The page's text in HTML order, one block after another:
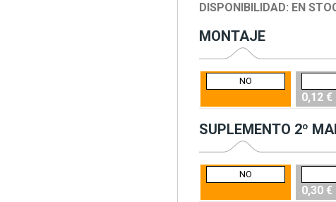
DISPONIBILIDAD: EN
MONTAJE
NO
0,12 €
SUPLEMENTO 2º
NO
0,30 €